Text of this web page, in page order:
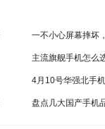
一不小心屏幕摔坏
主流旗舰手机怎么
4月10号华强北手
盘点几大国产手机